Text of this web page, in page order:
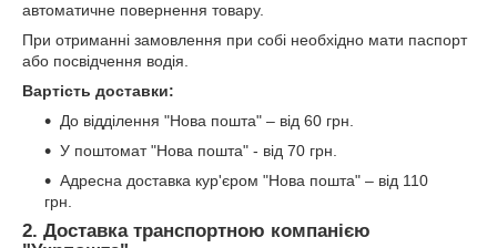
автоматичне повернення товару.
При отриманні замовлення при собі необхідно мати паспорт
або посвідчення водія.
Вартість доставки:
До відділення "Нова пошта" – від 60 грн.
У поштомат "Нова пошта" - від 70 грн.
Адресна доставка кур'єром "Нова пошта" – від 110
грн.
2. Доставка транспортною компанією